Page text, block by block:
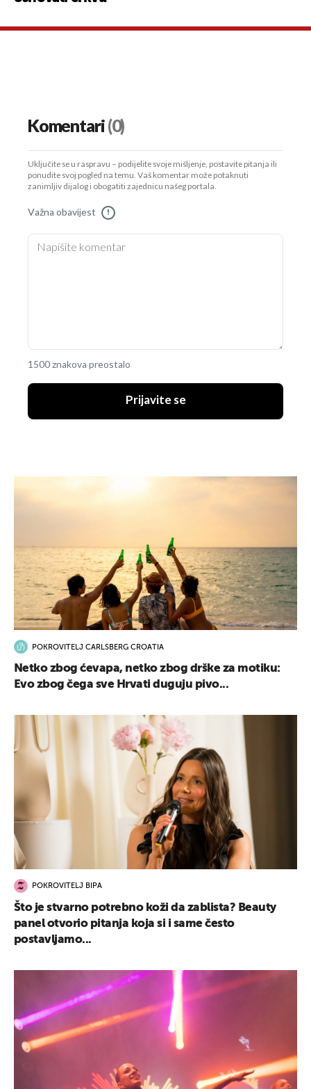
Komentari(0)
Uključite se u raspravu – podijelite svoje mišljenje, postavite pitanja ili
ponudite svoj pogled na temu. Vaš komentar može potaknuti
zanimljiv dijalog i obogatiti zajednicu našeg portala.
Važna obavijest !
1500 znakova preostalo
Prijavite se
POKROVITELJ CARLSBERG CROATIA
Netko zbog ćevapa, netko zbog drške za motiku:
Evo zbog čega sve Hrvati duguju pivo...
POKROVITELJ BIPA
Što je stvarno potrebno koži da zablista? Beauty
panel otvorio pitanja koja si i same često
postavljamo...